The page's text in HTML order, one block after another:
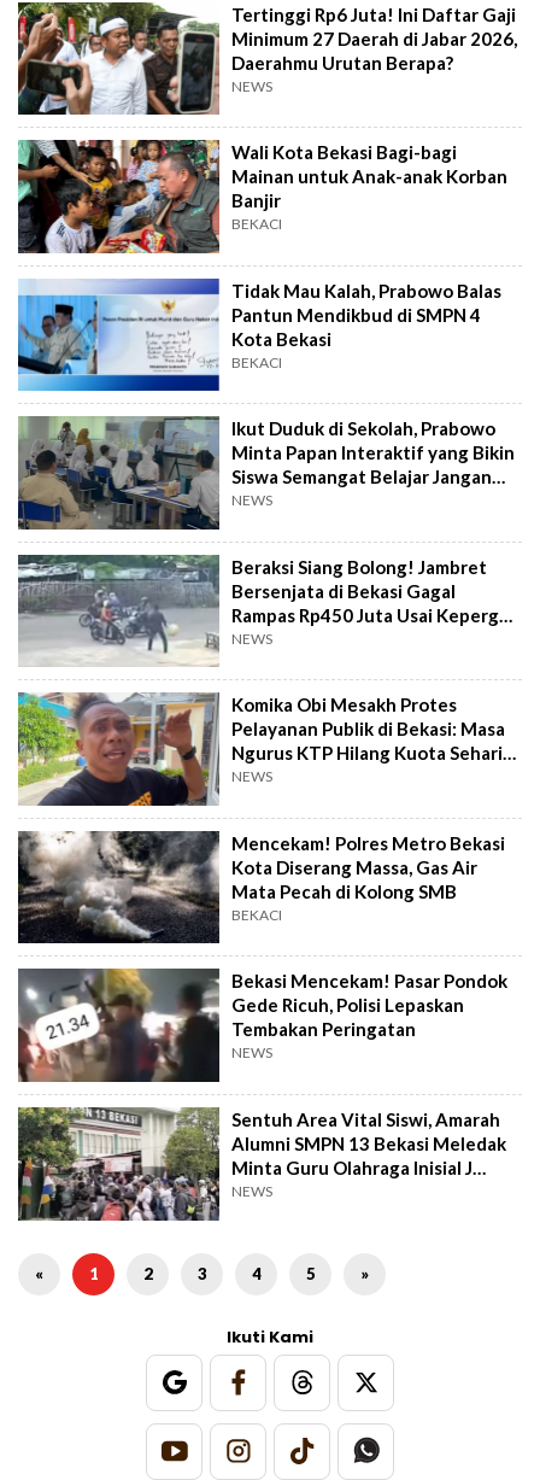
Tertinggi Rp6 Juta! Ini Daftar Gaji
Minimum 27 Daerah di Jabar 2026,
Daerahmu Urutan Berapa?
NEWS
Wali Kota Bekasi Bagi-bagi
Mainan untuk Anak-anak Korban
Banjir
BEKACI
Tidak Mau Kalah, Prabowo Balas
Pantun Mendikbud di SMPN 4
Kota Bekasi
BEKACI
Ikut Duduk di Sekolah, Prabowo
Minta Papan Interaktif yang Bikin
Siswa Semangat Belajar Jangan
Rusak
NEWS
Beraksi Siang Bolong! Jambret
Bersenjata di Bekasi Gagal
Rampas Rp450 Juta Usai Kepergok
Warga
NEWS
Komika Obi Mesakh Protes
Pelayanan Publik di Bekasi: Masa
Ngurus KTP Hilang Kuota Sehari
10 Sih
NEWS
Mencekam! Polres Metro Bekasi
Kota Diserang Massa, Gas Air
Mata Pecah di Kolong SMB
BEKACI
Bekasi Mencekam! Pasar Pondok
Gede Ricuh, Polisi Lepaskan
Tembakan Peringatan
NEWS
Sentuh Area Vital Siswi, Amarah
Alumni SMPN 13 Bekasi Meledak
Minta Guru Olahraga Inisial J
Dipecat
NEWS
« 1 2 3 4 5 »
Ikuti Kami